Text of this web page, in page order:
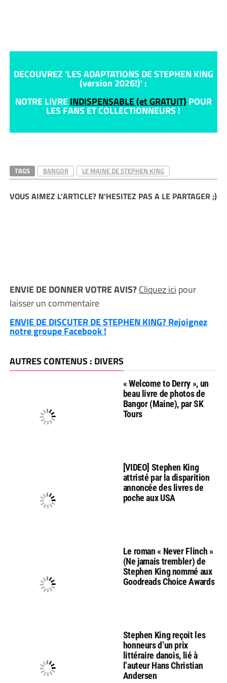
DECOUVREZ 'LES ADAPTATIONS DE STEPHEN KING
(version 2026!)' :
NOTRE LIVREINDISPENSABLE (et GRATUIT) POUR
LES FANS ET COLLECTIONNEURS !
TAGS BANGOR LE MAINE DE STEPHEN KING
VOUS AIMEZ L'ARTICLE? N'HESITEZ PAS A LE PARTAGER ;)
ENVIE DE DONNER VOTRE AVIS?Cliquez ici pour
laisser un commentaire
ENVIE DE DISCUTER DE STEPHEN KING? Rejoignez
notre groupe Facebook !
AUTRES CONTENUS : DIVERS
« Welcome to Derry », un
beau livre de photos de
Bangor (Maine), par SK
Tours
[VIDEO] Stephen King
attristé par la disparition
annoncée des livres de
poche aux USA
Le roman « Never Flinch »
(Ne jamais trembler) de
Stephen King nommé aux
Goodreads Choice Awards
Stephen King reçoit les
honneurs d’un prix
littéraire danois, lié à
l’auteur Hans Christian
Andersen